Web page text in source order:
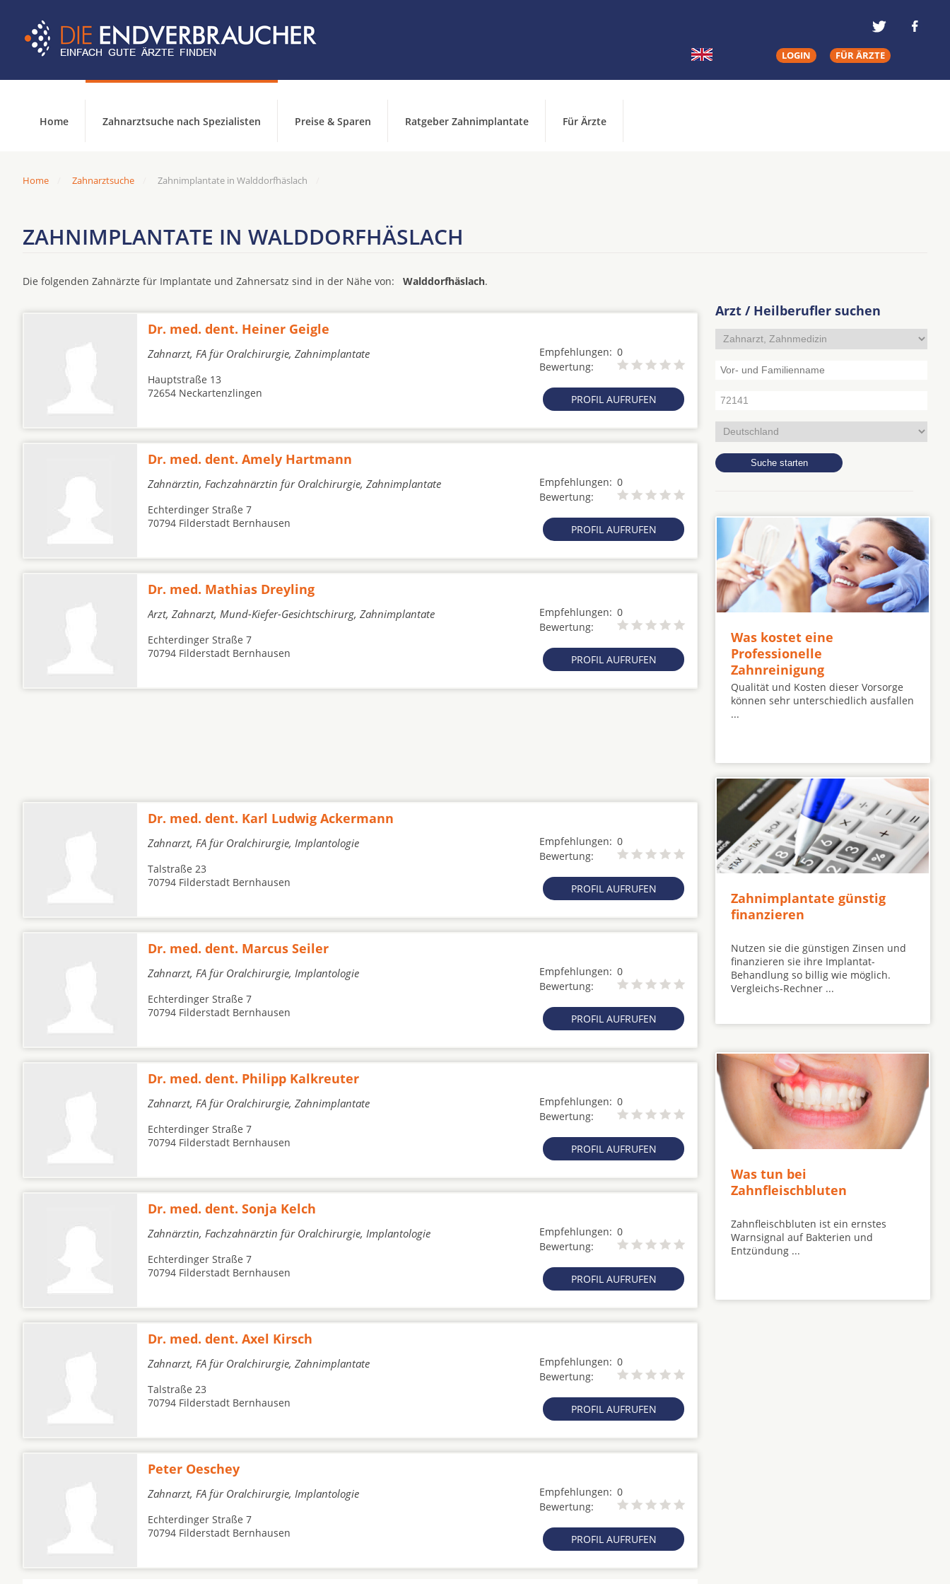
LOGIN FÜR ÄRZTE
Home Zahnarztsuche nach Spezialisten Preise & Sparen Ratgeber Zahnimplantate Für Ärzte
Home Zahnarztsuche Zahnimplantate in Walddorfhäslach
ZAHNIMPLANTATE IN WALDDORFHÄSLACH
Die folgenden Zahnärzte für Implantate und Zahnersatz sind in der Nähe von: Walddorfhäslach.
Dr. med. dent. Heiner Geigle
Zahnarzt, FA für Oralchirurgie, Zahnimplantate Empfehlungen: 0
Bewertung:
PROFIL AUFRUFEN
Hauptstraße 13
72654 Neckartenzlingen
Dr. med. dent. Amely Hartmann
Zahnärztin, Fachzahnärztin für Oralchirurgie, Zahnimplantate Empfehlungen: 0
Bewertung:
PROFIL AUFRUFEN
Echterdinger Straße 7
70794 Filderstadt Bernhausen
Dr. med. Mathias Dreyling
Arzt, Zahnarzt, Mund-Kiefer-Gesichtschirurg, Zahnimplantate Empfehlungen: 0
Bewertung:
PROFIL AUFRUFEN
Echterdinger Straße 7
70794 Filderstadt Bernhausen
Dr. med. dent. Karl Ludwig Ackermann
Zahnarzt, FA für Oralchirurgie, Implantologie Empfehlungen: 0
Bewertung:
PROFIL AUFRUFEN
Talstraße 23
70794 Filderstadt Bernhausen
Dr. med. dent. Marcus Seiler
Zahnarzt, FA für Oralchirurgie, Implantologie Empfehlungen: 0
Bewertung:
PROFIL AUFRUFEN
Echterdinger Straße 7
70794 Filderstadt Bernhausen
Dr. med. dent. Philipp Kalkreuter
Zahnarzt, FA für Oralchirurgie, Zahnimplantate Empfehlungen: 0
Bewertung:
PROFIL AUFRUFEN
Echterdinger Straße 7
70794 Filderstadt Bernhausen
Dr. med. dent. Sonja Kelch
Zahnärztin, Fachzahnärztin für Oralchirurgie, Implantologie Empfehlungen: 0
Bewertung:
PROFIL AUFRUFEN
Echterdinger Straße 7
70794 Filderstadt Bernhausen
Dr. med. dent. Axel Kirsch
Zahnarzt, FA für Oralchirurgie, Zahnimplantate Empfehlungen: 0
Bewertung:
PROFIL AUFRUFEN
Talstraße 23
70794 Filderstadt Bernhausen
Peter Oeschey
Zahnarzt, FA für Oralchirurgie, Implantologie Empfehlungen: 0
Bewertung:
PROFIL AUFRUFEN
Echterdinger Straße 7
70794 Filderstadt Bernhausen
Arzt / Heilberufler suchen
Was kostet eine
Professionelle
Zahnreinigung
Qualität und Kosten dieser Vorsorge
können sehr unterschiedlich ausfallen
...
Zahnimplantate günstig
finanzieren
Nutzen sie die günstigen Zinsen und
finanzieren sie ihre Implantat-
Behandlung so billig wie möglich.
Vergleichs-Rechner ...
Was tun bei
Zahnfleischbluten
Zahnfleischbluten ist ein ernstes
Warnsignal auf Bakterien und
Entzündung ...